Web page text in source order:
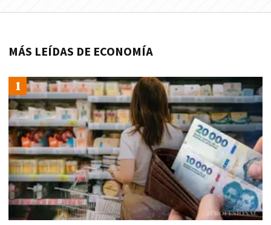
MÁS LEÍDAS DE ECONOMÍA